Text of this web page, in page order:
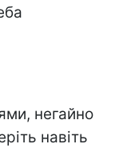
негайно
навіть